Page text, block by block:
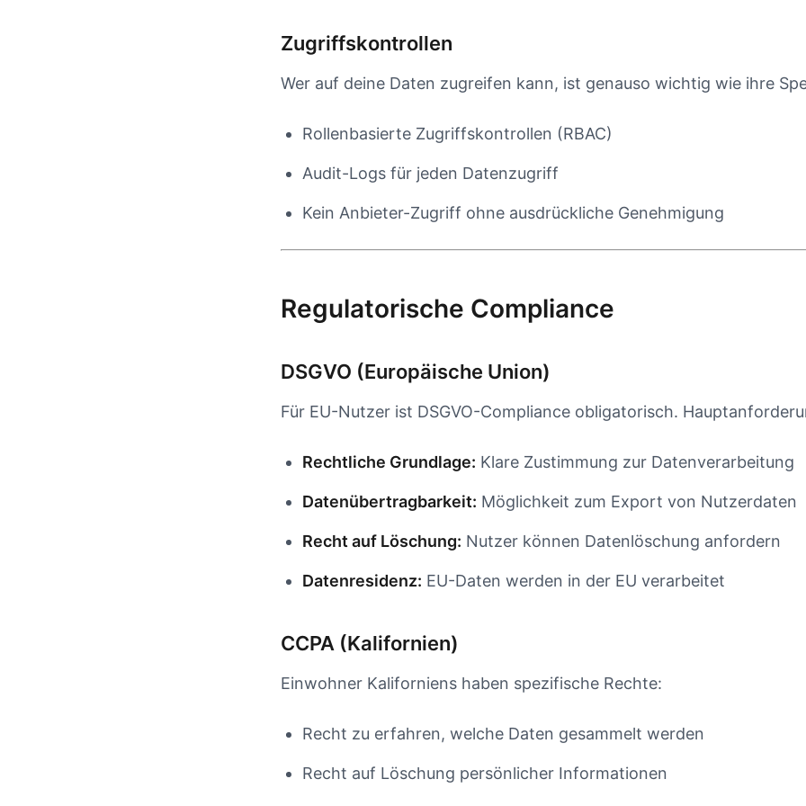
Zugriffskontrollen
Wer auf deine Daten zugreifen kann, ist genauso wichtig wie ihre
Rollenbasierte Zugriffskontrollen (RBAC)
Audit-Logs für jeden Datenzugriff
Kein Anbieter-Zugriff ohne ausdrückliche Genehmigung
Regulatorische Compliance
DSGVO (Europäische Union)
Für EU-Nutzer ist DSGVO-Compliance obligatorisch.
Rechtliche Grundlage: Klare Zustimmung zur Datenverarbeitung
Datenübertragbarkeit: Möglichkeit zum Export von Nutzerdaten
Recht auf Löschung: Nutzer können Datenlöschung anfordern
Datenresidenz: EU-Daten werden in der EU verarbeitet
CCPA (Kalifornien)
Einwohner Kaliforniens haben spezifische Rechte:
Recht zu erfahren, welche Daten gesammelt werden
Recht auf Löschung persönlicher Informationen